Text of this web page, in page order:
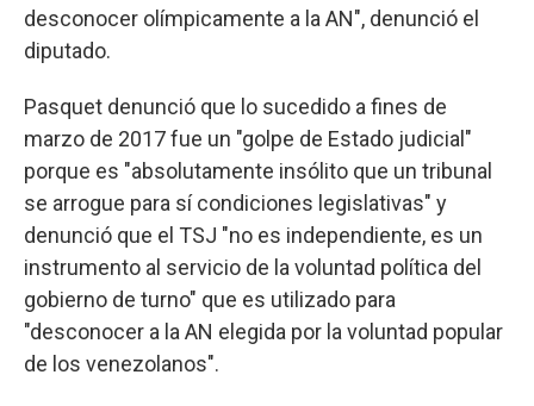
desconocer olímpicamente a la AN", denunció el
diputado.
Pasquet denunció que lo sucedido a fines de
marzo de 2017 fue un "golpe de Estado judicial"
porque es "absolutamente insólito que un tribunal
se arrogue para sí condiciones legislativas" y
denunció que el TSJ "no es independiente, es un
instrumento al servicio de la voluntad política del
gobierno de turno" que es utilizado para
"desconocer a la AN elegida por la voluntad popular
de los venezolanos".